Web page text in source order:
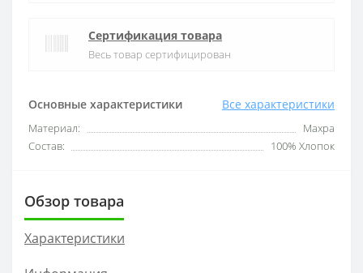
Основные характеристики Все характеристики
Материал:
Махра
Состав:
100% Хлопок
Сертификация товара
Весь товар сертифицирован
Обзор товара
Характеристики